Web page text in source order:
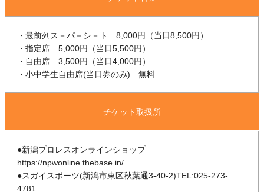
・最前列ス－パ－シ－ト 8,000円（当日8,500円）
・指定席 5,000円（当日5,500円）
・自由席 3,500円（当日4,000円）
・小中学生自由席(当日券のみ) 無料
チケット取扱所
●新潟プロレスオンラインショップ
https://npwonline.thebase.in/
●スガイスポーツ(新潟市東区秋葉通3-40-2)TEL:025-273-
4781